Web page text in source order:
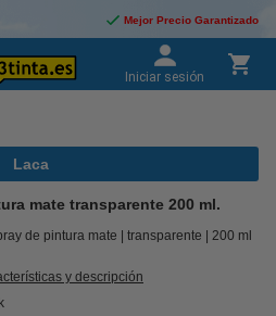
Mejor Precio Garantizado
Iniciar sesión
Laca
mate transparente 200 ml.
de pintura mate transparente 200 ml
y descripción